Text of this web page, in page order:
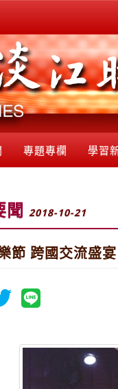
專題專欄 學習
聞 2018-10-21
節 跨國交流盛宴